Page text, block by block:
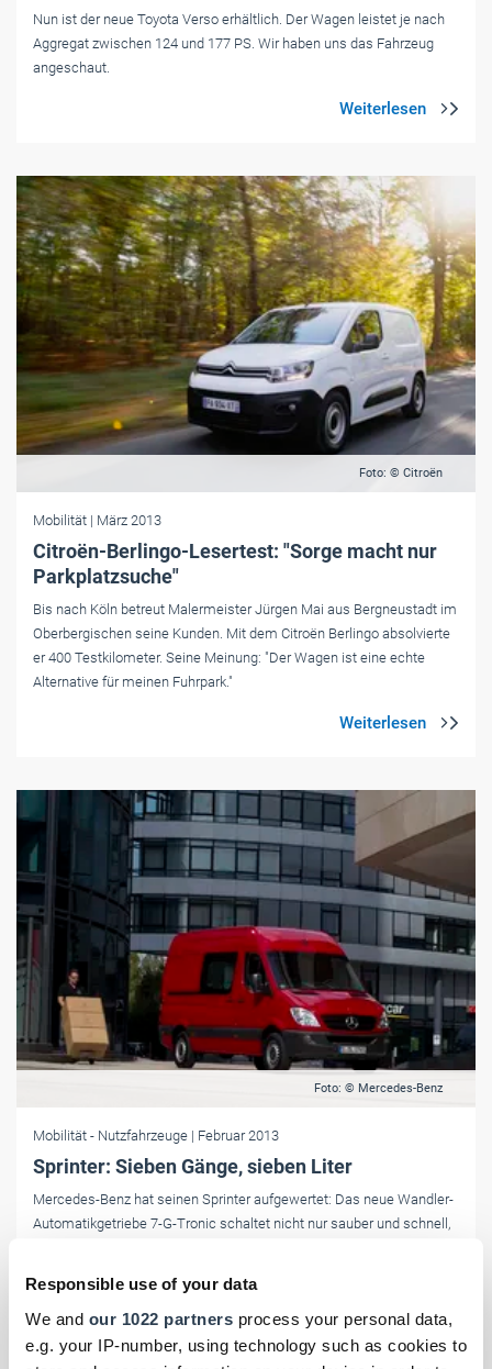
Responsible use of your data
We and our 1022 partners process your personal data,
e.g. your IP-number, using technology such as cookies to
Nun ist der neue Toyota Verso erhältlich. Der Wagen leistet je nach
Aggregat zwischen 124 und 177 PS. Wir haben uns das Fahrzeug
angeschaut.
Foto: © Citroën
Mobilität | März 2013
Citroën-Berlingo-Lesertest: "Sorge macht nur
Parkplatzsuche"
Bis nach Köln betreut Malermeister Jürgen Mai aus Bergneustadt im
Oberbergischen seine Kunden. Mit dem Citroën Berlingo absolvierte
er 400 Testkilometer. Seine Meinung: "Der Wagen ist eine echte
Alternative für meinen Fuhrpark."
Foto: © Mercedes-Benz
Mobilität - Nutzfahrzeuge | Februar 2013
Sprinter: Sieben Gänge, sieben Liter
Mercedes-Benz hat seinen Sprinter aufgewertet: Das neue Wandler-
Automatikgetriebe 7-G-Tronic schaltet nicht nur sauber und schnell,